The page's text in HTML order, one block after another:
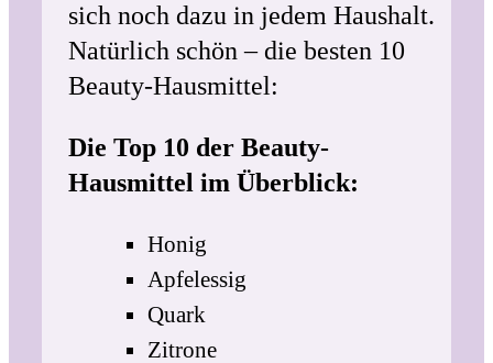
sich noch dazu in jedem Haushalt.
Natürlich schön – die besten 10
Beauty-Hausmittel:
Die Top 10 der Beauty-
Hausmittel im Überblick:
Honig
Apfelessig
Quark
Zitrone